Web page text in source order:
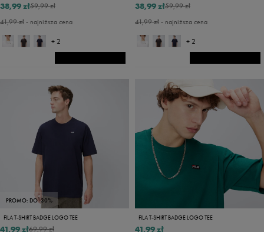
59,99 zł
38,99 zł
41,99 zł- najniższa cena
+ 2
59,99 zł
38,99 zł
41,99 zł- najniższa cena
+ 2
PROMO: DO -30%
FILA T-SHIRT BADGE LOGO TEE
69,99 zł
41,99 zł
FILA T-SHIRT BADGE LOGO TEE
41,99 zł